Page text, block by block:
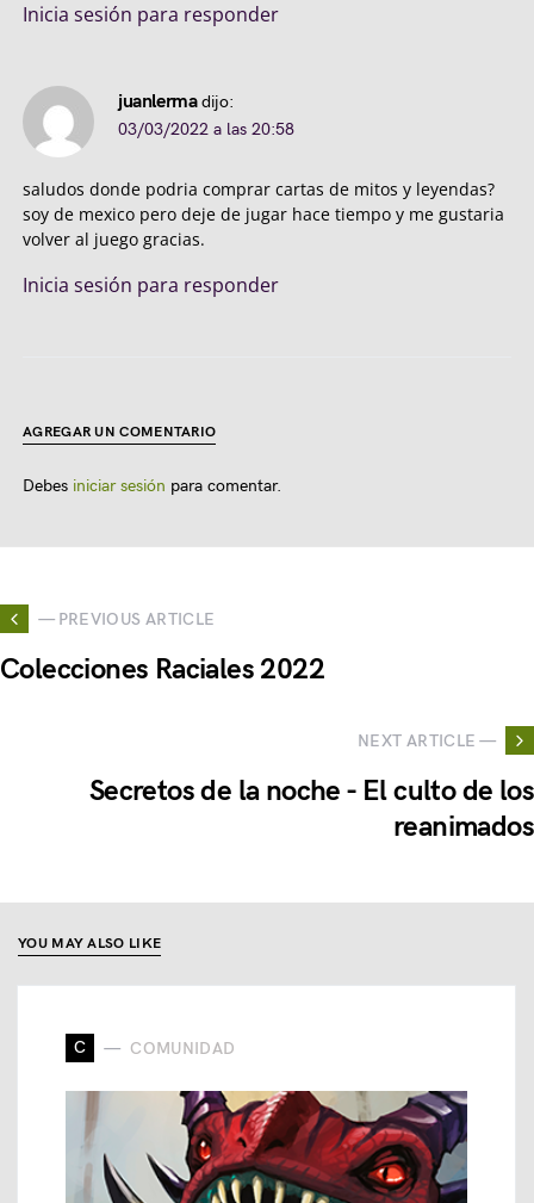
Inicia sesión para responder
juanlerma dijo:
03/03/2022 a las 20:58
saludos donde podria comprar cartas de mitos y leyendas?
soy de mexico pero deje de jugar hace tiempo y me gustaria
volver al juego gracias.
Inicia sesión para responder
AGREGAR UN COMENTARIO
Debes iniciar sesión para comentar.
— PREVIOUS ARTICLE
Colecciones Raciales 2022
NEXT ARTICLE —
Secretos de la noche - El culto de los
reanimados
YOU MAY ALSO LIKE
C COMUNIDAD